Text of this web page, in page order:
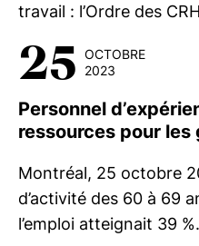
travail : l’Ordre des
25 OCTOBRE
2023
Personnel
ressources pour les
Montréal, 25 octobre
d’activité des 60 à 69
l’emploi atteignait 39